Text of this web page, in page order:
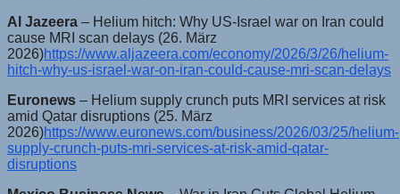
Al Jazeera – Helium hitch: Why US-Israel war on Iran could
cause MRI scan delays (26. März
2026)https://www.aljazeera.com/economy/2026/3/26/helium-
hitch-why-us-israel-war-on-iran-could-cause-mri-scan-delays
Euronews – Helium supply crunch puts MRI services at risk
amid Qatar disruptions (25. März
2026)https://www.euronews.com/business/2026/03/25/helium-
supply-crunch-puts-mri-services-at-risk-amid-qatar-
disruptions